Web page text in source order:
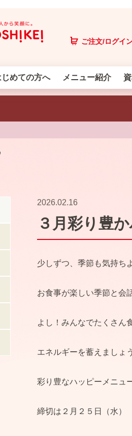
ご注文/ログイ
じめての方へ メニュー紹介
2026.02.16
３月彩り豊
少しずつ、季節も気持ち
お食事が楽しい季節と会
よし！みんなでたくさん
エネルギーを蓄えましょ
彩り豊なハッピーメニュ
締切は２月２５日（水）